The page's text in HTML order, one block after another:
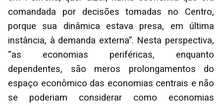
comandada por decisões tomadas no Centro,
porque sua dinâmica estava presa, em última
instância, à demanda externa”. Nesta perspectiva,
“as economias periféricas, enquanto
dependentes, são meros prolongamentos do
espaço econômico das economias centrais e não
se poderiam considerar como economias